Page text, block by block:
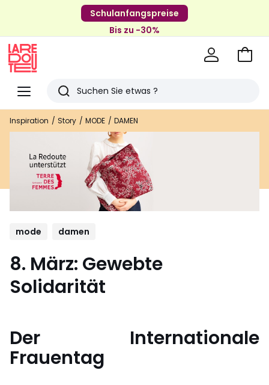
Schulanfangspreise
Bis zu -30%
Menü
Redoute
Suchen
Zuletzt
angesehenen
Artikel
Zum
Inspiration Story MODE DAMEN
mode damen
8. März: Gewebte
Solidarität
Der Internationale
Frauentag